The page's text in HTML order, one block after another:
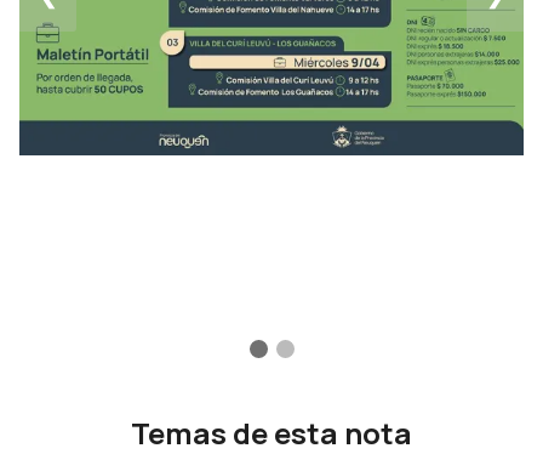
Temas de esta nota